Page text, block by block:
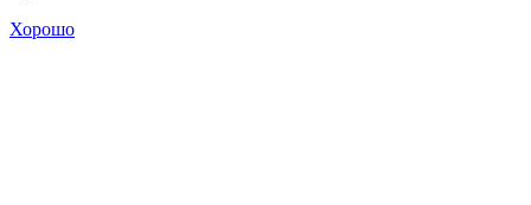
Хорошо